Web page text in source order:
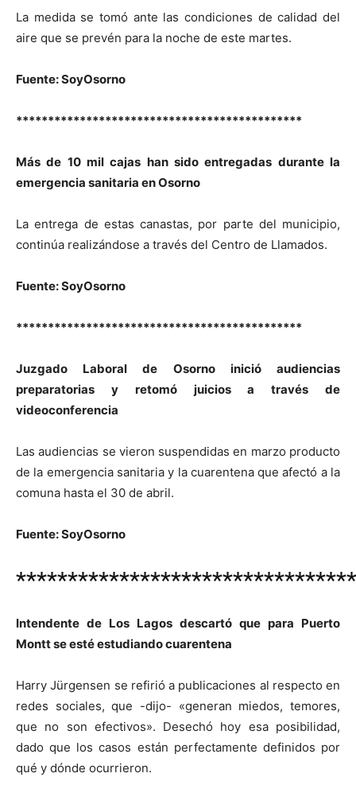
La medida se tomó ante las condiciones de calidad del
aire que se prevén para la noche de este martes.
Fuente: SoyOsorno
*********************************************
Más de 10 mil cajas han sido entregadas durante la
emergencia sanitaria en Osorno
La entrega de estas canastas, por parte del municipio,
continúa realizándose a través del Centro de Llamados.
Fuente: SoyOsorno
*********************************************
Juzgado Laboral de Osorno inició audiencias
preparatorias y retomó juicios a través de
videoconferencia
Las audiencias se vieron suspendidas en marzo producto
de la emergencia sanitaria y la cuarentena que afectó a la
comuna hasta el 30 de abril.
Fuente: SoyOsorno
Intendente de Los Lagos descartó que para Puerto
Montt se esté estudiando cuarentena
Harry Jürgensen se refirió a publicaciones al respecto en
redes sociales, que -dijo- «generan miedos, temores,
que no son efectivos». Desechó hoy esa posibilidad,
dado que los casos están perfectamente definidos por
qué y dónde ocurrieron.